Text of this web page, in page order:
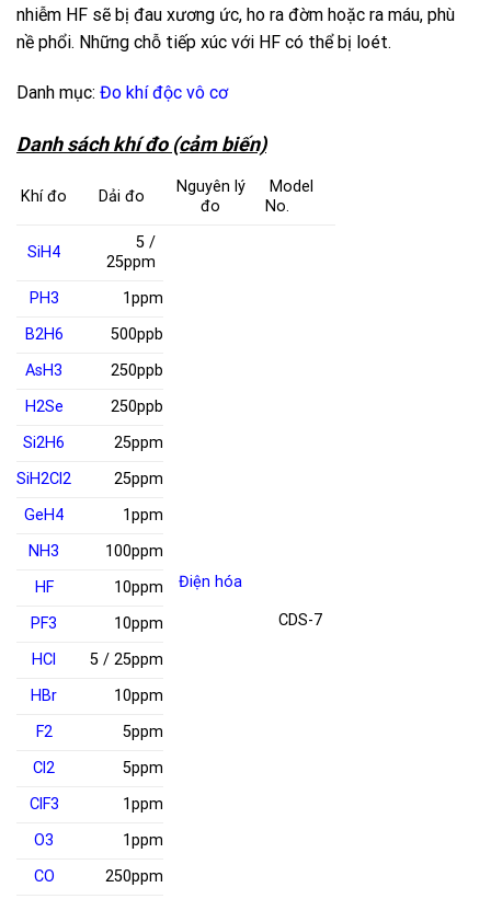
nhiễm HF sẽ bị đau xương ức, ho ra đờm hoặc ra máu, phù
nề phổi. Những chỗ tiếp xúc với HF có thể bị loét.
Danh mục: Đo khí độc vô cơ
Danh sách khí đo (cảm biến)
Khí đo Dải đo
Nguyên lý
đo
Model
No.
SiH4
5 /
25ppm
Điện hóa
CDS-7
PH3
1ppm
B2H6
500ppb
AsH3
250ppb
H2Se
250ppb
Si2H6
25ppm
SiH2Cl2
25ppm
GeH4
1ppm
NH3
100ppm
HF
10ppm
PF3
10ppm
HCl
5 / 25ppm
HBr
10ppm
F2
5ppm
Cl2
5ppm
ClF3
1ppm
O3
1ppm
CO
250ppm